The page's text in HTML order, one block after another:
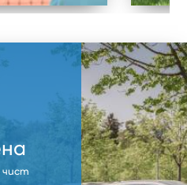
чист